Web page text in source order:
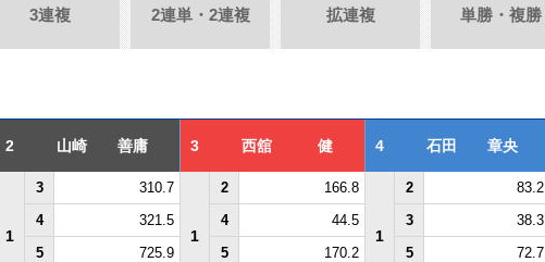
3連複 2連単・2連複 拡連複 単勝・複勝
2 山崎 善庸 3 西舘 健 4 石田 章央
1
3 310.7
1
2 166.8
1
2 83.2
4 321.5 4 44.5 3 38.3
5 725.9 5 170.2 5 72.7